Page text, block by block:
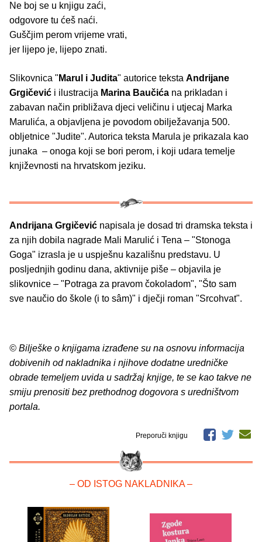
Ne boj se u knjigu zaći,
odgovore tu ćeš naći.
Guščjim perom vrijeme vrati,
jer lijepo je, lijepo znati.
Slikovnica " Marul i Judita" autorice teksta Andrijane
Grgičević i ilustracija Marina Baučića na prikladan i
zabavan način približava djeci veličinu i utjecaj Marka
Marulića, a objavljena je povodom obilježavanja 500.
obljetnice "Judite". Autorica teksta Marula je prikazala kao
junaka – onoga koji se bori perom, i koji udara temelje
književnosti na hrvatskom jeziku.
Andrijana Grgičević napisala je dosad tri dramska teksta i
za njih dobila nagrade Mali Marulić i Tena – "Stonoga
Goga" izrasla je u uspješnu kazališnu predstavu. U
posljednjih godinu dana, aktivnije piše – objavila je
slikovnice – "Potraga za pravom čokoladom", "Što sam
sve naučio do škole (i to sâm)" i dječji roman "Srcohvat".
© Bilješke o knjigama izrađene su na osnovu informacija
dobivenih od nakladnika i njihove dodatne uredničke
obrade temeljem uvida u sadržaj knjige, te se kao takve ne
smiju prenositi bez prethodnog dogovora s uredništvom
portala.
Preporuči knjigu
– OD ISTOG NAKLADNIKA –